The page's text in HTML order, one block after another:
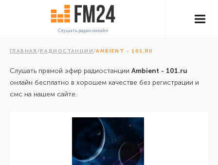
Слушать радио онлайн
ГЛАВНАЯ /РАДИОСТАНЦИИ/AMBIENT - 101.RU
Слушать прямой эфир радиостанции Ambient - 101.ru
онлайн бесплатно в хорошем качестве без регистрации и
смс на нашем сайте.